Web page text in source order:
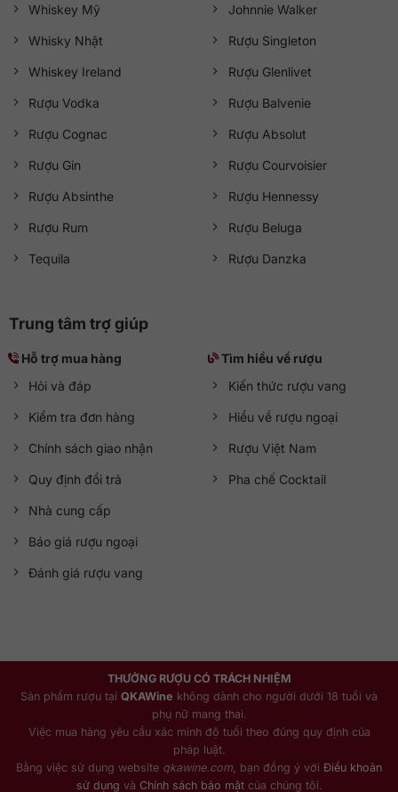
Whiskey Mỹ
Whisky Nhật
Whiskey Ireland
Rượu Vodka
Rượu Cognac
Rượu Gin
Rượu Absinthe
Rượu Rum
Tequila
Johnnie Walker
Rượu Singleton
Rượu Glenlivet
Rượu Balvenie
Rượu Absolut
Rượu Courvoisier
Rượu Hennessy
Rượu Beluga
Rượu Danzka
Trung tâm trợ giúp
Hỗ trợ mua hàng
Hỏi và đáp
Kiểm tra đơn hàng
Chính sách giao nhận
Quy định đổi trả
Nhà cung cấp
Báo giá rượu ngoại
Đánh giá rượu vang
Tìm hiểu về rượu
Kiến thức rượu vang
Hiểu về rượu ngoại
Rượu Việt Nam
Pha chế Cocktail
THƯỞNG RƯỢU CÓ TRÁCH NHIỆM
Sản phẩm rượu tại QKAWine không dành cho người dưới 18 tuổi và
phụ nữ mang thai.
Việc mua hàng yêu cầu xác minh độ tuổi theo đúng quy định của
pháp luật.
Bằng việc sử dụng website qkawine.com , bạn đồng ý với Điều khoản
sử dụng và Chính sách bảo mậtcủa chúng tôi.